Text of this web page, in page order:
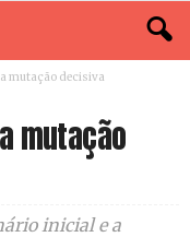
mutação decisiva
mutação
inicial e a